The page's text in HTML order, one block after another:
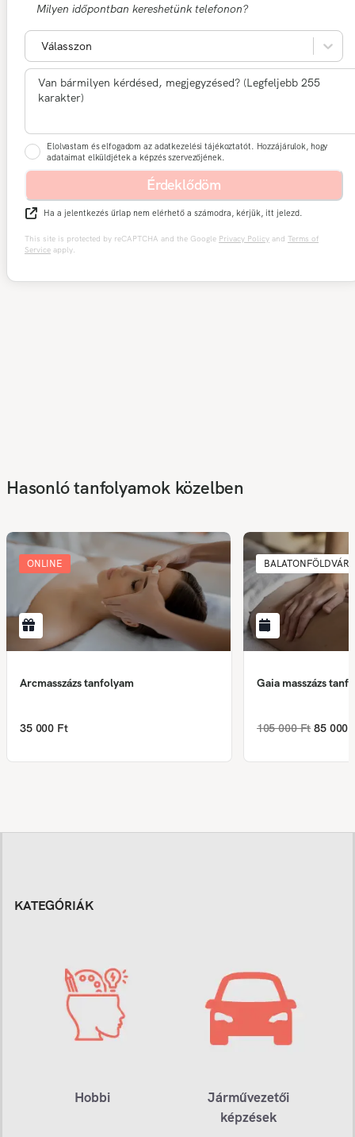
Milyen időpontban kereshetünk telefonon?
Válasszon
Elolvastam és elfogadom az adatkezelési tájékoztatót. Hozzájárulok, hogy
adataimat elküldjétek a képzés szervezőjének.
Érdeklődöm
Ha a jelentkezés űrlap nem elérhető a számodra, kérjük, itt jelezd.
This site is protected by reCAPTCHA and the Google Privacy Policy and Terms of
Service apply.
Hasonló tanfolyamok közelben
ONLINE
Arcmasszázs tanfolyam
35 000 Ft
BALATONFÖLDVÁR
Gaia masszázs
105 000 Ft 85 000
KATEGÓRIÁK
Hobbi
Járművezetői
képzések